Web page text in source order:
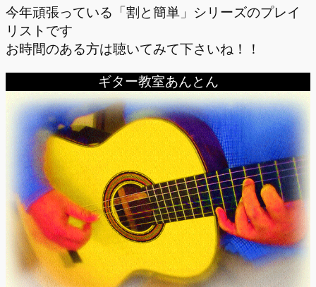
今年頑張っている「割と簡単」シリーズのプレイ
リストです
お時間のある方は聴いてみて下さいね！！
ギター教室あんとん